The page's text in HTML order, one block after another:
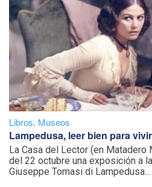
Libros, Museos
Lampedusa, leer bien para
La Casa del Lector (en Matadero
del 22 octubre una exposición a
Giuseppe Tomasi di Lampedusa...